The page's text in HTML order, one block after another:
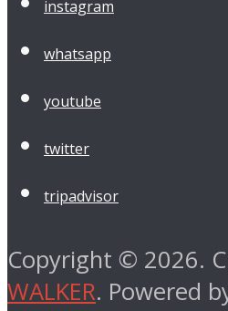
instagram
whatsapp
youtube
twitter
tripadvisor
Copyright © 2026.
WALKER. Powered